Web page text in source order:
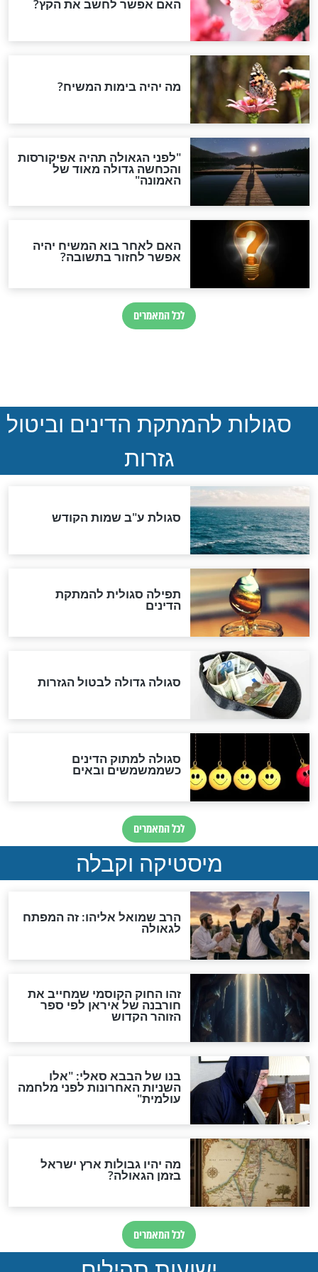
שבחופש 12 בצהריים והרחובות ריקים
חדשות יהדות
הותר לפרסום: לוחמי מילואים
נהרגו בדרום לבנון
סימני שאלה
המסמך האבוד שנחשף
במרתפי מוסקבה: כתב היד
הנדיר של הרשב"ם התגלה
"מודה לקב"ה על כל השנים"
לכל המאמרים
אחרית הימים
האם אפשר לחשב את הקץ?
מה יהיה בימות המשיח?
"לפני הגאולה תהיה אפיקורסות
והכחשה גדולה מאוד של
האמונה"
האם לאחר בוא המשיח יהיה
אפשר לחזור בתשובה?
לכל המאמרים